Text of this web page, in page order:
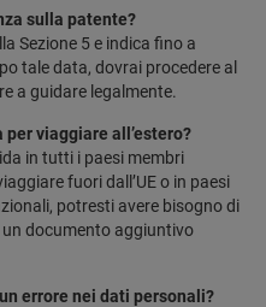
sulla patente?
Sezione 5 e indica fino a
tale data, dovrai procedere al
a guidare legalmente.
viaggiare all’estero?
in tutti i paesi membri
fuori dall’UE o in paesi
potresti avere bisogno di
un documento aggiuntivo
errore nei dati personali?